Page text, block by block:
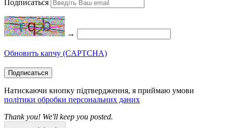
Подписаться
→
Обновить капчу (CAPTCHA)
Подписаться
Натискаючи кнопку підтвердження, я приймаю умови
політики обробки персональних даних
Thank you! We'll keep you posted.